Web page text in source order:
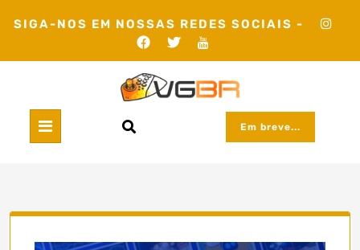
SIGA-NOS EM NOSSAS REDES SOCIAIS -
Em breve...